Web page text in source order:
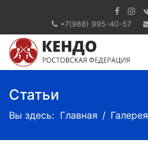
+7(988) 995-40-57
Статьи
Вы здесь: Главная Галерея